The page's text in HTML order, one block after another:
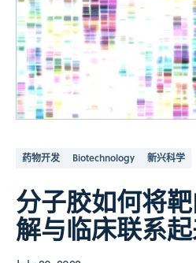
药物开发 Biotechnology 新兴科学
分子胶如何将
解与临床联系